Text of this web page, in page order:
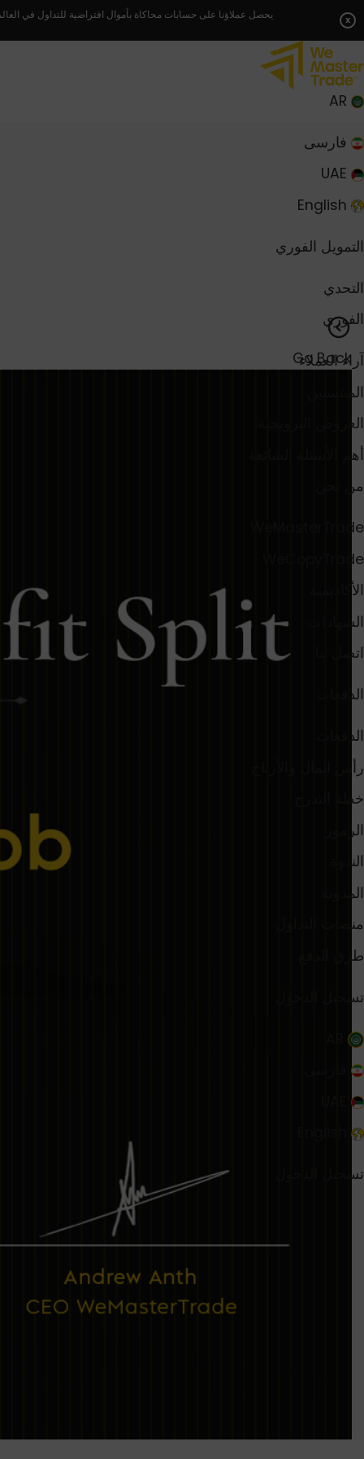
Skip
to
content
يحصل عملاؤنا على حسابات محاكاة بأموال افتراضية للتداول في x
فارسی
التمويل الفوري
التحدي
الفوري
آراء العملاء
المنتسبين
العروض الترويجية
أهم الأسئلة الشائعة
من نحن
WeMasterTrade
WeCopyTrade
الأكاديمية
الشهادات
اتصل بنا
الدفعات
الدفعات
رأس المال والأرباح
خطة التدرج
الرموز
الندوة
المدونة
منصات التداول
طرق الدفع
تسجيل الدخول
تسجيل الدخول
Go Back